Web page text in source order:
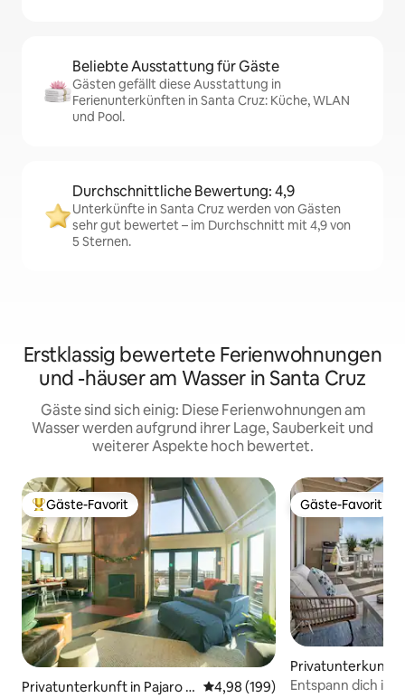
Beliebte Ausstattung für Gäste
Gästen gefällt diese Ausstattung in
Ferienunterkünften in Santa Cruz: Küche, WLAN
und Pool.
Durchschnittliche Bewertung: 4,9
Unterkünfte in Santa Cruz werden von Gästen
sehr gut bewertet – im Durchschnitt mit 4,9 von
5 Sternen.
Erstklassig bewertete Ferienwohnungen
und -häuser am Wasser in Santa Cruz
Gäste sind sich einig: Diese Ferienwohnungen am
Wasser werden aufgrund ihrer Lage, Sauberkeit und
weiterer Aspekte hoch bewertet.
Beliebter Gäste-Favorit.
Gäste-Favorit
Privatunterkunft in Pajaro D Durchschnittliche Bewertung:
4,98 (199)
Gäste-Favorit
Gäste-Favorit
Privatunterkunft
Entspann dich im